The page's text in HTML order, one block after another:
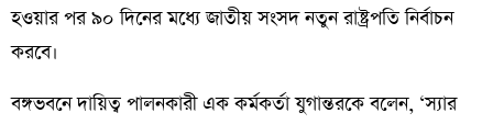
হওয়ার পর ৯০ দিনের মধ্যে জাতীয় সংসদ নতুন রাষ্ট্রপতি নির্বাচন
করবে।
বঙ্গভবনে দায়িত্ব পালনকারী এক কর্মকর্তা যুগান্তরকে বলেন, ‘স্যার